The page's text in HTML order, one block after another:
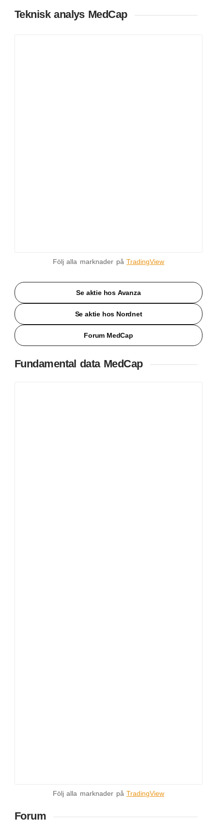
Teknisk analys MedCap
Följ alla marknader påTradingView
Se aktie hos Avanza
Se aktie hos Nordnet
Forum MedCap
Fundamental data MedCap
Följ alla marknader påTradingView
Forum